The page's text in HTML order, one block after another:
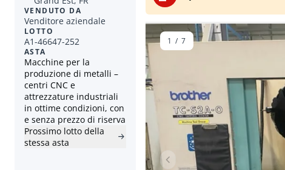
VENDUTO DA
Venditore aziendale
LOTTO
A1-46647-252
ASTA
Macchine per la
produzione di metalli –
centri CNC e
attrezzature industriali
in ottime condizioni, con
e senza prezzo di riserva
Prossimo lotto della
stessa asta
Articolo precedente
1 / 7